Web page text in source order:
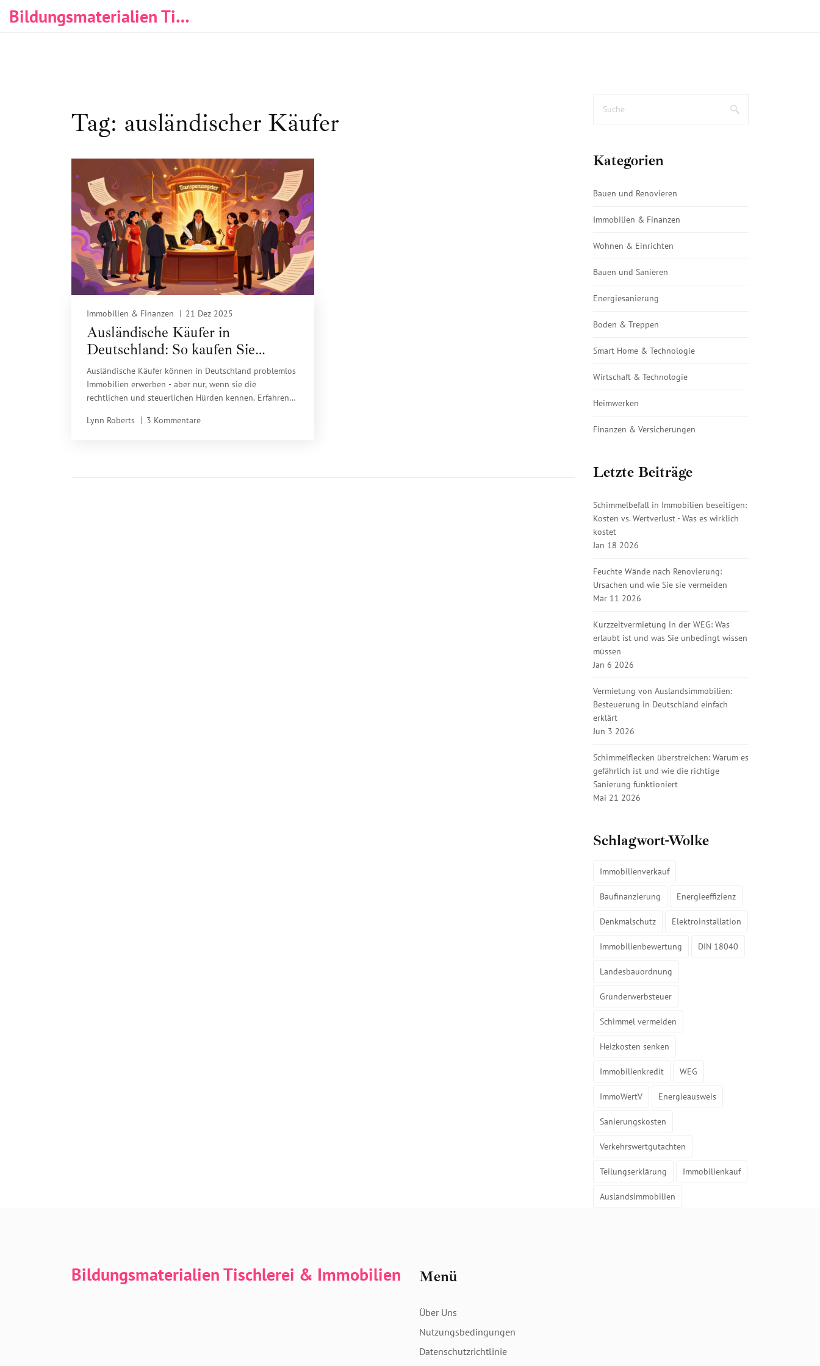
Bildungsmaterialien Tischlerei & Immobilien
Tag: ausländischer Käufer
Immobilien & Finanzen 21 Dez 2025
Ausländische Käufer in
Deutschland: So kaufen Sie
Immobilien rechtssicher
Ausländische Käufer können in Deutschland problemlos
Immobilien erwerben - aber nur, wenn sie die
rechtlichen und steuerlichen Hürden kennen. Erfahren
Kauf sicher und kostengünstig gestalten.
Lynn Roberts 3 Kommentare
Kategorien
Bauen und Renovieren
Immobilien & Finanzen
Wohnen & Einrichten
Bauen und Sanieren
Energiesanierung
Boden & Treppen
Smart Home & Technologie
Wirtschaft & Technologie
Heimwerken
Finanzen & Versicherungen
Letzte Beiträge
Schimmelbefall in Immobilien beseitigen:
Kosten vs. Wertverlust - Was es wirklich
kostet
Jan 18 2026
Feuchte Wände nach Renovierung:
Ursachen und wie Sie sie vermeiden
Mär 11 2026
Kurzzeitvermietung in der WEG: Was
erlaubt ist und was Sie unbedingt wissen
müssen
Jan 6 2026
Vermietung von Auslandsimmobilien:
Besteuerung in Deutschland einfach
erklärt
Jun 3 2026
Schimmelflecken überstreichen: Warum es
gefährlich ist und wie die richtige
Sanierung funktioniert
Mai 21 2026
Schlagwort-Wolke
Immobilienverkauf
Baufinanzierung Energieeffizienz
Denkmalschutz Elektroinstallation
Immobilienbewertung DIN 18040
Landesbauordnung
Grunderwerbsteuer
Schimmel vermeiden
Heizkosten senken
Immobilienkredit WEG
ImmoWertV Energieausweis
Sanierungskosten
Verkehrswertgutachten
Teilungserklärung Immobilienkauf
Auslandsimmobilien
Bildungsmaterialien Tischlerei & Immobilien Menü
Über Uns
Nutzungsbedingungen
Datenschutzrichtlinie